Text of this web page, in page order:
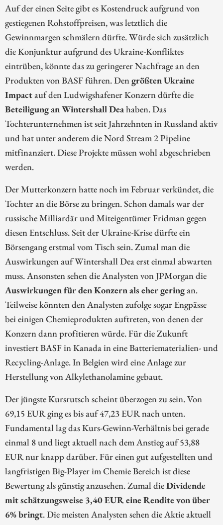
Auf der einen Seite gibt es Kostendruck aufgrund von
gestiegenen Rohstoffpreisen, was letztlich die
Gewinnmargen schmälern dürfte. Würde sich zusätzlich
die Konjunktur aufgrund des Ukraine-Konfliktes
eintrüben, könnte das zu geringerer Nachfrage an den
Produkten von BASF führen. Den größten Ukraine
Impactauf den Ludwigshafener Konzern dürfte die
Beteiligung an Wintershall Dea haben. Das
Tochterunternehmen ist seit Jahrzehnten in Russland aktiv
und hat unter anderem die Nord Stream 2 Pipeline
mitfinanziert. Diese Projekte müssen wohl abgeschrieben
werden.
Der Mutterkonzern hatte noch im Februar verkündet, die
Tochter an die Börse zu bringen. Schon damals war der
russische Milliardär und Miteigentümer Fridman gegen
diesen Entschluss. Seit der Ukraine-Krise dürfte ein
Börsengang erstmal vom Tisch sein. Zumal man die
Auswirkungen auf Wintershall Dea erst einmal abwarten
muss. Ansonsten sehen die Analysten von JPMorgan die
Auswirkungen für den Konzern als eher geringan.
Teilweise könnten den Analysten zufolge sogar Engpässe
bei einigen Chemieprodukten auftreten, von denen der
Konzern dann profitieren würde. Für die Zukunft
investiert BASF in Kanada in eine Batteriematerialien- und
Recycling-Anlage. In Belgien wird eine Anlage zur
Herstellung von Alkylethanolamine gebaut.
Der jüngste Kursrutsch scheint überzogen zu sein. Von
69,15 EUR ging es bis auf 47,23 EUR nach unten.
Fundamental lag das Kurs-Gewinn-Verhältnis bei gerade
einmal 8 und liegt aktuell nach dem Anstieg auf 53,88
EUR nur knapp darüber. Für einen gut aufgestellten und
langfristigen Big-Player im Chemie Bereich ist diese
Bewertung als günstig anzusehen. Zumal dieDividende
mit schätzungsweise 3,40 EUR eine Rendite von über
6% bringt. Die meisten Analysten sehen die Aktie aktuell